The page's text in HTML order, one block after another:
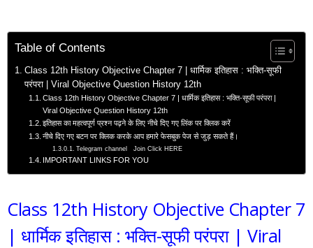
Table of Contents
Class 12th History Objective Chapter 7 | धार्मिक इतिहास : भक्ति-सूफी
परंपरा | Viral Objective Question History 12th
Class 12th History Objective Chapter 7 | धार्मिक इतिहास : भक्ति-सूफी परंपरा |
Viral Objective Question History 12th
इतिहास का महत्वपूर्ण प्रश्न पढ़ने के लिए नीचे दिए गए लिंक पर क्लिक करें
नीचे दिए गए बटन पर क्लिक करके आप हमारे फेसबुक पेज से जुड़ सकते हैं।
Telegram channel Join Click HERE
IMPORTANT LINKS FOR YOU
Class 12th History Objective Chapter 7
| धार्मिक इतिहास : भक्ति-सूफी परंपरा | Viral